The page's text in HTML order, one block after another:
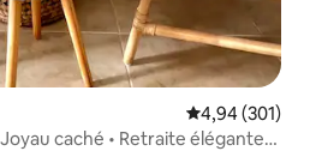
Évaluation
4,94 (301)
caché • Retraite élégante